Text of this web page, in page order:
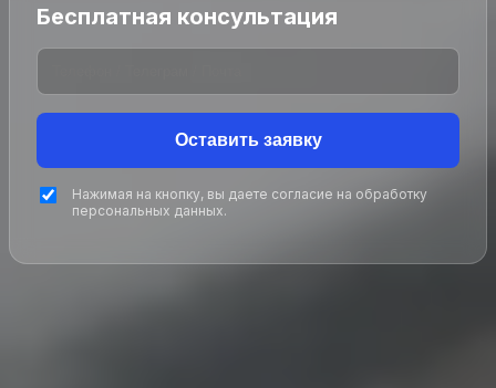
Бесплатная консультация
Оставить заявку
Нажимая на кнопку, вы даете согласие на обработку
персональных данных.